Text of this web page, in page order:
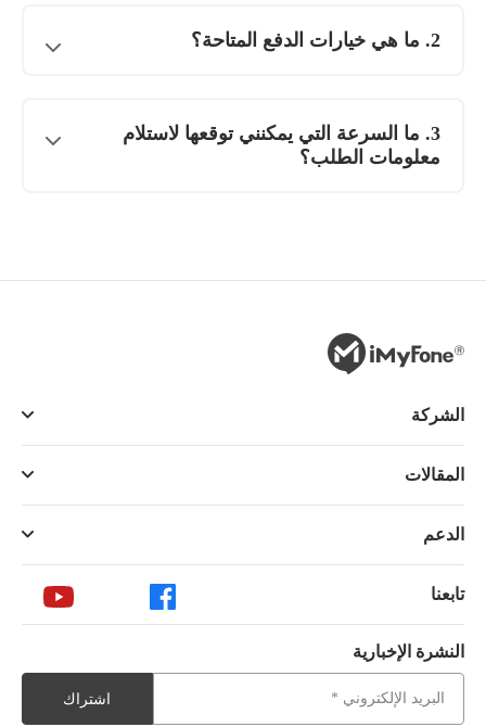
2. ما هي خيارات الدفع المتاحة؟
3. ما السرعة التي يمكنني توقعها لاستلام
معلومات الطلب؟
الشركة
المقالات
الدعم
تابعنا
النشرة الإخبارية
اشتراك